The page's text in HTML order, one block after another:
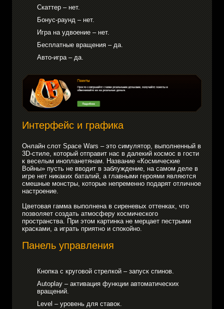
Скаттер – нет.
Бонус-раунд – нет.
Игра на удвоение – нет.
Бесплатные вращения – да.
Авто-игра – да.
Интерфейс и графика
Онлайн слот Space Wars – это симулятор, выполненный в
3D-стиле, который отправит нас в далекий космос в гости
к веселым инопланетянам. Название «Космические
Войны» пусть не вводит в заблуждение, на самом деле в
игре нет никаких баталий, а главными героями являются
смешные монстры, которые непременно подарят отличное
настроение.
Цветовая гамма выполнена в сиреневых оттенках, что
позволяет создать атмосферу космического
пространства. При этом картинка не мерцает пестрыми
красками, а играть приятно и спокойно.
Панель управления
Кнопка с круговой стрелкой – запуск спинов.
Autoplay – активация функции автоматических
вращений.
Level – уровень для ставок.